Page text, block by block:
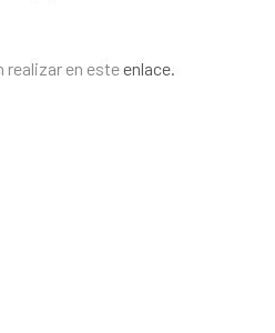
realizar en esteenlace.